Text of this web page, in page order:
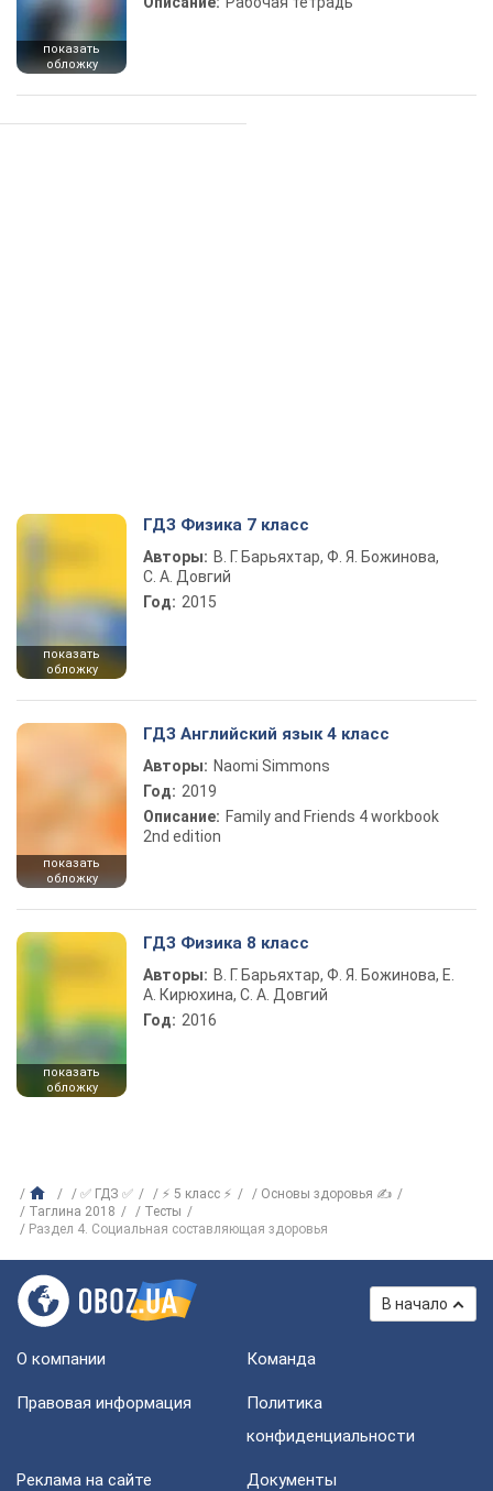
показать
обложку
показать
обложку
ГДЗ Физика 7 класс
Авторы: В. Г. Барьяхтар, Ф. Я. Божинова,
С. А. Довгий
Год: 2015
показать
обложку
ГДЗ Английский язык 4 класс
Авторы: Naomi Simmons
Год: 2019
Описание: Family and Friends 4 workbook
2nd edition
показать
обложку
ГДЗ Физика 8 класс
Авторы: В. Г. Барьяхтар, Ф. Я. Божинова, Е.
А. Кирюхина, С. А. Довгий
Год: 2016
✅ ГДЗ ✅ ⚡ 5 класс ⚡
Основы здоровья ✍
Таглина 2018
Тесты
Раздел 4. Социальная составляющая здоровья
В начало
О компании Команда
Правовая информация
Политика
конфиденциальности
Реклама на сайте Документы